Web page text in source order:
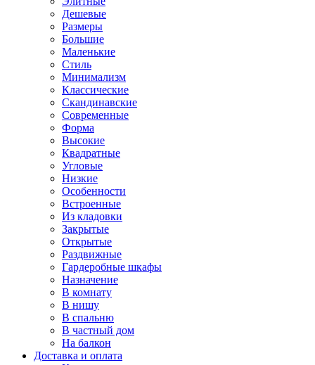
Дешевые
Размеры
Большие
Маленькие
Стиль
Минимализм
Классические
Скандинавские
Современные
Форма
Высокие
Квадратные
Угловые
Низкие
Особенности
Встроенные
Из кладовки
Закрытые
Открытые
Раздвижные
Гардеробные шкафы
Назначение
В комнату
В нишу
В спальню
В частный дом
На балкон
Доставка и оплата